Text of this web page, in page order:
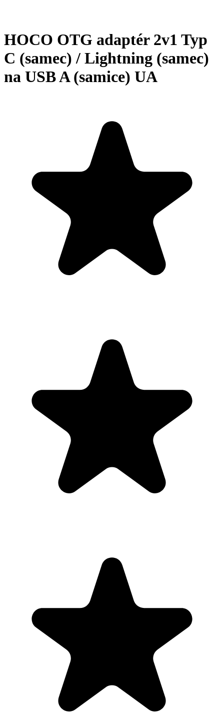
HOCO OTG adaptér 2v1 Typ
C (samec) / Lightning (samec)
na USB A (samice) UA